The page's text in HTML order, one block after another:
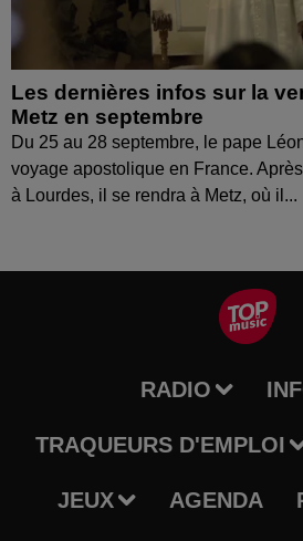
Les dernières infos sur la
Metz en septembre
Du 25 au 28 septembre, le pape
voyage apostolique en France.
à Lourdes, il se rendra à Metz, où il...
RADIO
TRAQUEURS D'EMPLOI
JEUX AGENDA